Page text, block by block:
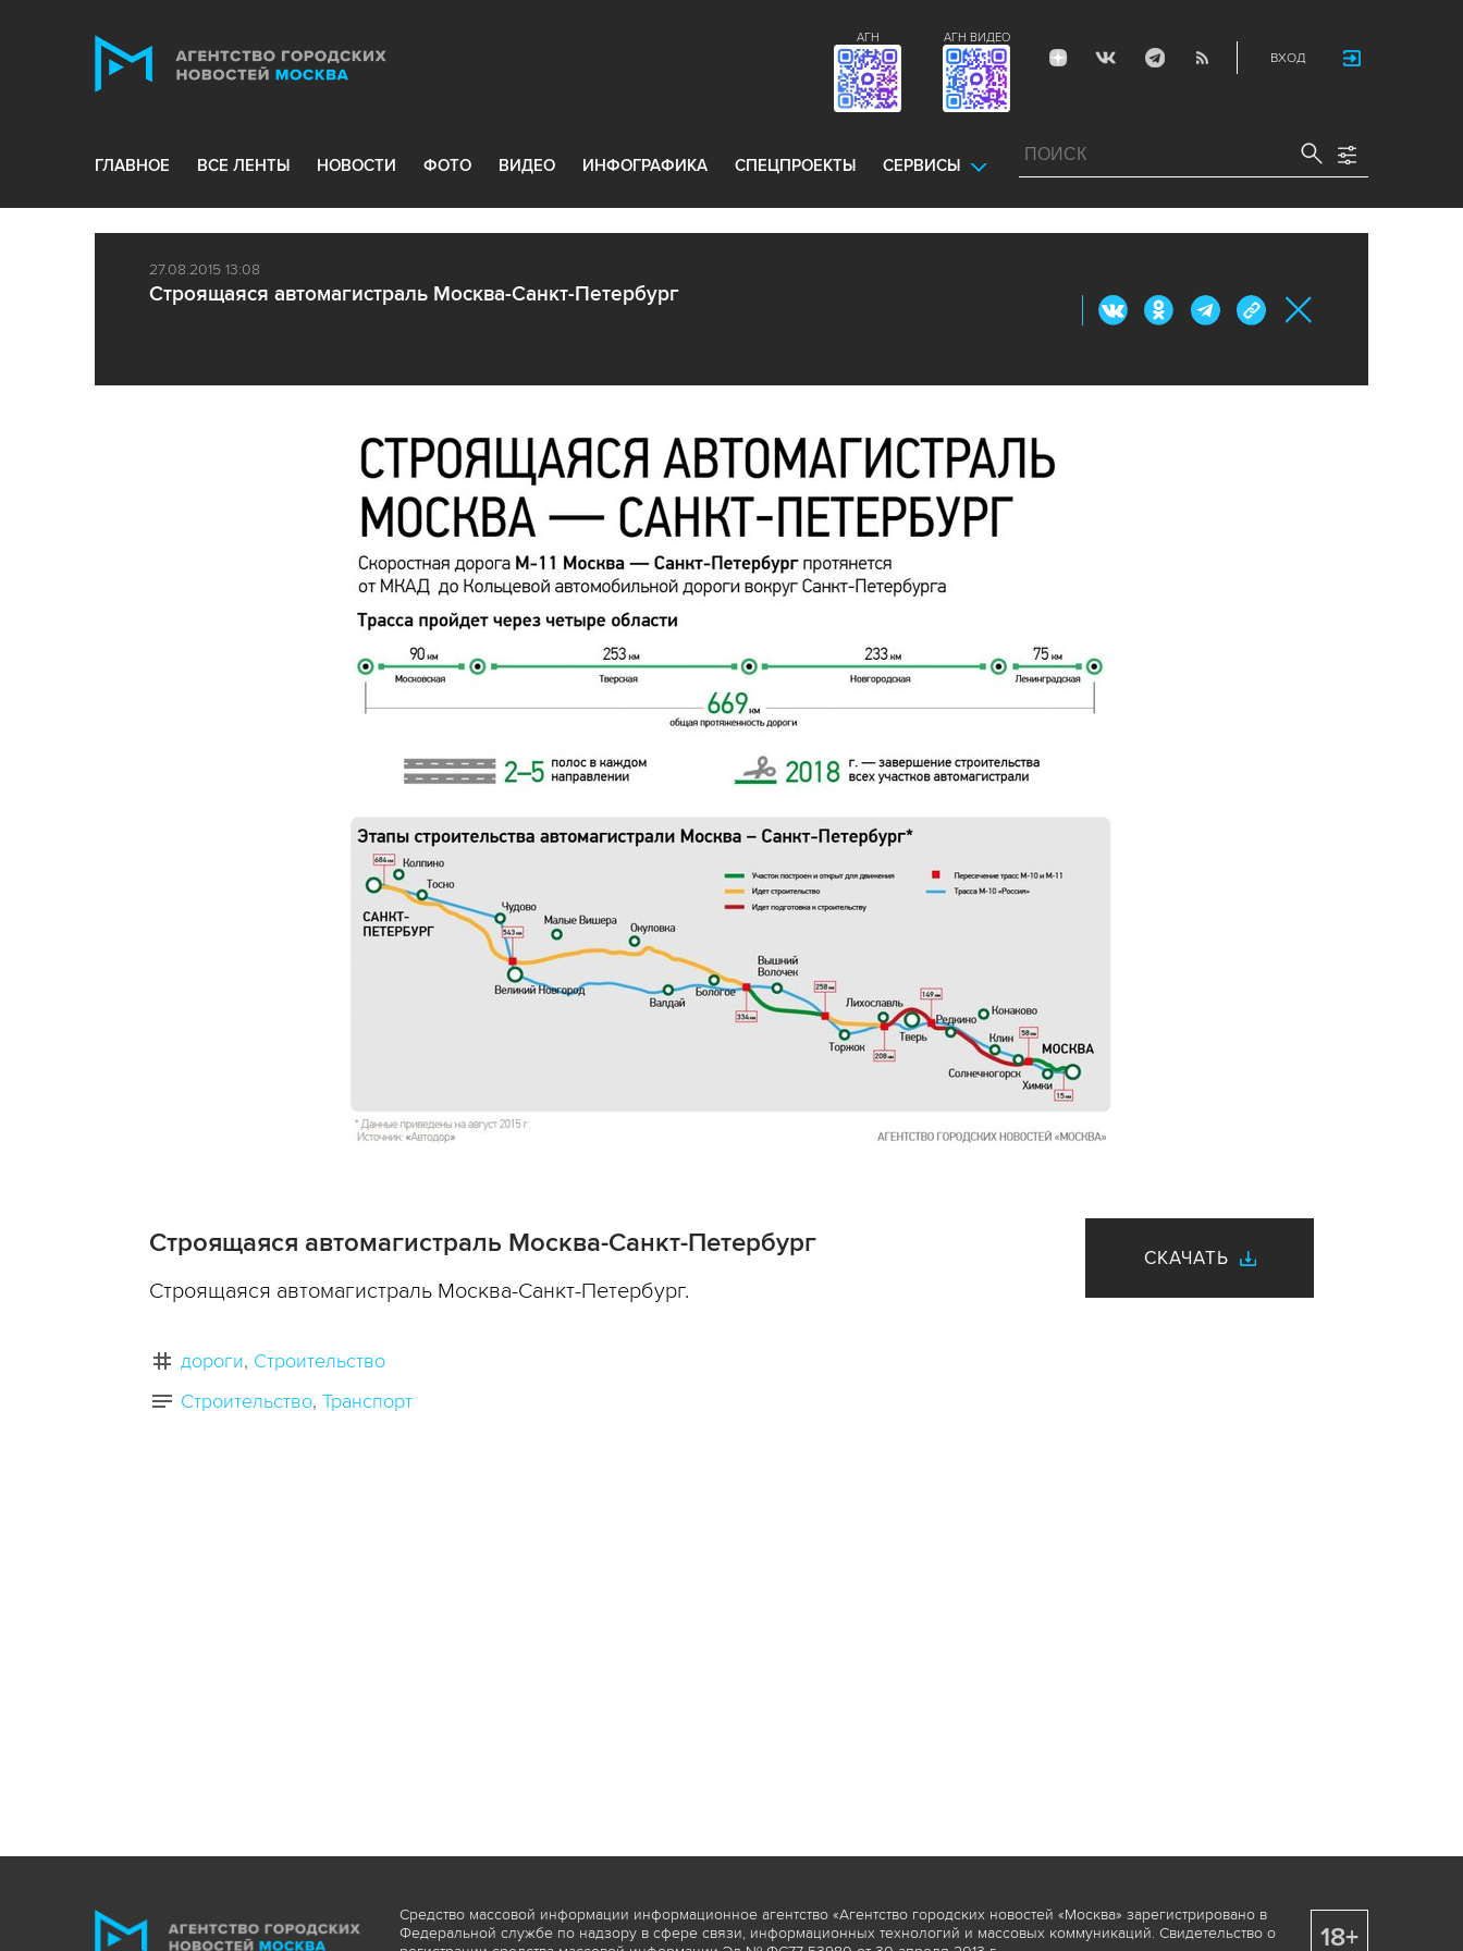
ВХОД
АГН ВИДЕО
АГН
ГЛАВНОЕ ВСЕ ЛЕНТЫ НОВОСТИ ФОТО ВИДЕО ИНФОГРАФИКА СПЕЦПРОЕКТЫ СЕРВИСЫ
27.08.2015 13:08
Строящаяся автомагистраль Москва-Санкт-Петербург
Строящаяся автомагистраль Москва-Санкт-Петербург
Строящаяся автомагистраль Москва-Санкт-Петербург.
дороги Строительство
Строительство Транспорт
СКАЧАТЬ
Средство массовой информации информационное агентство «Агентство городских новостей «Москва» зарегистрировано в
Федеральной службе по надзору в сфере связи, информационных технологий и массовых коммуникаций. Свидетельство о
18+